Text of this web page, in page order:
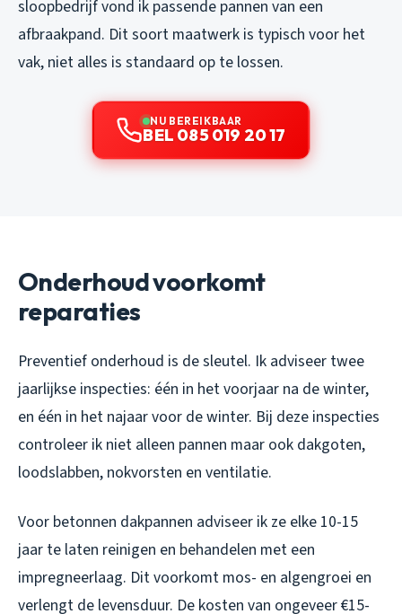
sloopbedrijf vond ik passende pannen van een
afbraakpand. Dit soort maatwerk is typisch voor het
vak, niet alles is standaard op te lossen.
NU BEREIKBAAR
BEL 085 019 20 17
Onderhoud voorkomt
reparaties
Preventief onderhoud is de sleutel. Ik adviseer twee
jaarlijkse inspecties: één in het voorjaar na de winter,
en één in het najaar voor de winter. Bij deze inspecties
controleer ik niet alleen pannen maar ook dakgoten,
loodslabben, nokvorsten en ventilatie.
Voor betonnen dakpannen adviseer ik ze elke 10-15
jaar te laten reinigen en behandelen met een
impregneerlaag. Dit voorkomt mos- en algengroei en
verlengt de levensduur. De kosten van ongeveer €15-